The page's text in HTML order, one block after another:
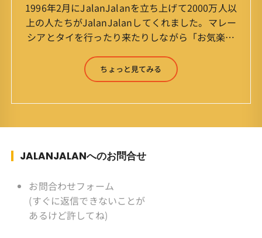
1996年2月にJalanJalanを立ち上げて2000万人以
上の人たちがJalanJalanしてくれました。マレー
シアとタイを行ったり来たりしながら「お気楽」
森 淳（Jun Yamamori） 生年月日 ：1959年
7月4日(61才) 生まれ ：香港(3才まで)
スポーツ ：水泳(浜名湾流古式泳法、競泳平泳
ク ソフトボール
監督 BKKソフトボール「おぼん
こぼん 」監督 マレーシア歴：1991年から31年
目 タイ歴 ：2001年から21年目
ちょっと見てみる
JALANJALANへのお問合せ
お問合わせフォーム
(すぐに返信できないことが
あるけど許してね)